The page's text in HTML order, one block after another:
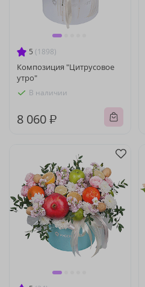
5 (1898)
Композиция "Цитрусовое
утро"
В наличии
8 060 ₽